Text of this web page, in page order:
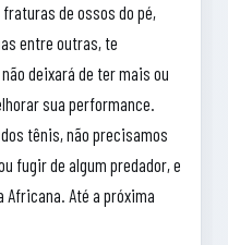
de ossos do pé,
entre outras, te
deixará de ter mais ou
sua performance.
tênis, não precisamos
fugir de algum predador, e
Africana. Até a próxima